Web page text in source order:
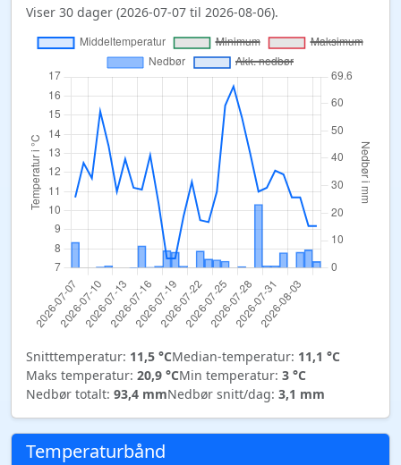
Viser 30 dager (2026-07-07 til 2026-08-06).
Snitttemperatur: 11,5 °CMedian-temperatur: 11,1 °C
Maks temperatur: 20,9 °CMin temperatur: 3 °C
Nedbør totalt: 93,4 mmNedbør snitt/dag: 3,1 mm
Temperaturbånd